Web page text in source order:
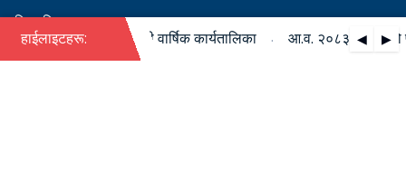
सिफारिस
हाईलाइटहरू: ◀ ▶
०८४ को पदपूर्ति सम्बन्धी वार्षिक कार्यतालिका आ.व. २०८३/०८४ को